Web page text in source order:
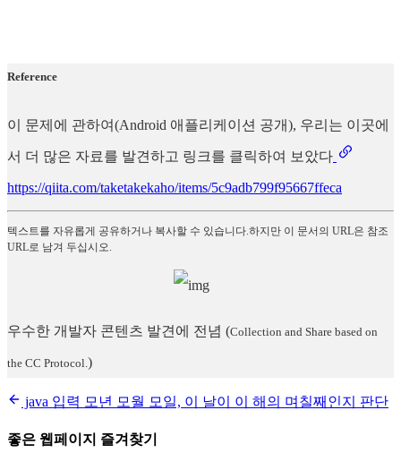
Reference
이 문제에 관하여(Android 애플리케이션 공개), 우리는 이곳에
서 더 많은 자료를 발견하고 링크를 클릭하여 보았다
https://qiita.com/taketakekaho/items/5c9adb799f95667ffeca
텍스트를 자유롭게 공유하거나 복사할 수 있습니다.하지만 이 문서의 URL은 참조
URL로 남겨 두십시오.
우수한 개발자 콘텐츠 발견에 전념 (Collection and Share based on
the CC Protocol. )
java 입력 모년 모월 모일, 이 날이 이 해의 며칠째인지 판단
좋은 웹페이지 즐겨찾기